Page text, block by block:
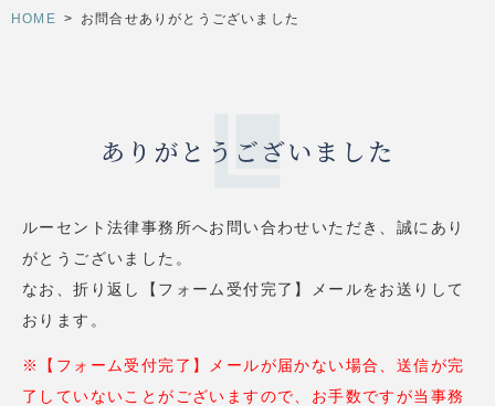
HOME > お問合せありがとうございました
ありがとうございました
ルーセント法律事務所へお問い合わせいただき、誠にあり
がとうございました。
なお、折り返し【フォーム受付完了】メールをお送りして
おります。
※【フォーム受付完了】メールが届かない場合、送信が完
了していないことがございますので、お手数ですが当事務